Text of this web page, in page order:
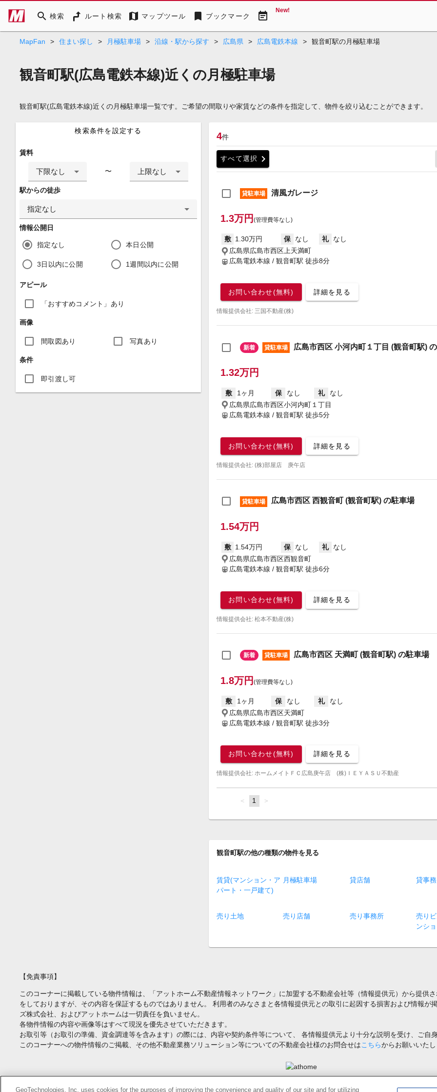
search 検索 ルート検索 map マップツール bookmark ブックマーク event_note New!
MapFan > 住まい探し > 月極駐車場 > 沿線・駅から探す > 広島県 > 広島電鉄本線 > 観音町駅の月極駐車場
観音町駅(広島電鉄本線)近くの月極駐車場
観音町駅(広島電鉄本線)近くの月極駐車場一覧です。ご希望の間取りや家賃などの条件を指定して、物件を絞り込むことができます。
検索条件を設定する
賃料
下限なし 〜 上限なし
駅からの徒歩
指定なし
情報公開日
指定なし 本日公開
3日以内に公開 1週間以内に公開
アピール
「おすすめコメント」あり
画像
間取図あり 写真あり
条件
即引渡し可
4件
すべて選択 chevron_right
貸駐車場 清風ガレージ
1.3万円 (管理費等なし)
敷 1.30万円 保 なし 礼
なし
広島県広島市西区上天満町
広島電鉄本線 / 観音町駅 徒歩8分
お問い合わせ(無料) 詳細を見る
情報提供会社: 三国不動産(株)
新着 貸駐車場 広島市西区 小河内町１丁目 (観音町駅)
1.32万円
敷 1ヶ月 保 なし 礼
なし
広島県広島市西区小河内町１丁目
広島電鉄本線 / 観音町駅 徒歩5分
お問い合わせ(無料) 詳細を見る
情報提供会社: (株)部屋店 庚午店
貸駐車場 広島市西区 西観音町 (観音町駅) の駐車場
1.54万円
敷 1.54万円 保 なし 礼
なし
広島県広島市西区西観音町
広島電鉄本線 / 観音町駅 徒歩6分
お問い合わせ(無料) 詳細を見る
情報提供会社: 松本不動産(株)
新着 貸駐車場 広島市西区 天満町 (観音町駅) の駐車場
1.8万円 (管理費等なし)
敷 1ヶ月 保 なし 礼
なし
広島県広島市西区天満町
広島電鉄本線 / 観音町駅 徒歩3分
お問い合わせ(無料) 詳細を見る
情報提供会社: ホームメイトＦＣ広島庚午店 (株)ＩＥＹＡＳＵ不動産
page
You're
page
1 page
観音町駅の他の種類の物件を見る
賃貸(マンション・ア
パート・一戸建て)
月極駐車場 貸店舗 貸事
売り土地 売り店舗 売り事務所
売り
ンシ
【免責事項】
このコーナーに掲載している物件情報は、「アットホーム不動産情報ネットワーク」に加盟する不動産会社等（情報提供元）から提供
をしておりますが、その内容を保証するものではありません。 利用者のみなさまと各情報提供元との取引に起因する損害および情報
ズ株式会社、およびアットホームは一切責任を負いません。
各物件情報の内容や画像等はすべて現況を優先させていただきます。
お取引等（お取引の準備、資金調達等を含みます）の際には、内容や契約条件等について、 各情報提供元より十分な説明を受け、ご自
このコーナーへの物件情報のご掲載、その他不動産業務ソリューション等についての不動産会社様のお問合せはこちらからお願いいた
Copyright(c) At Home Co.,Ltd. このサイトに掲載している情報の無断転載を禁止します。著作権はアットホーム（株）またはその情報提供者に帰属します。
GeoTechnologies, Inc. uses cookies for the purposes of improving the convenience and quality of our site and for utilizing